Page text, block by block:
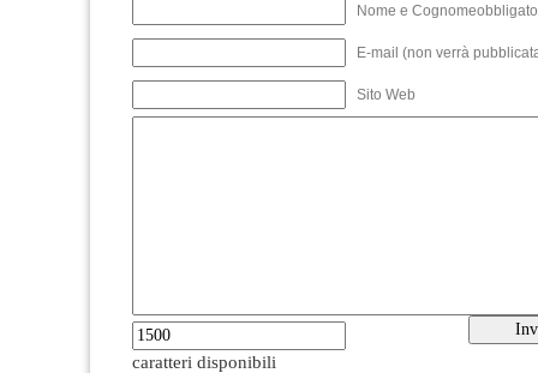
Nome e
E-mail (non verrà
Sito Web
caratteri disponibili